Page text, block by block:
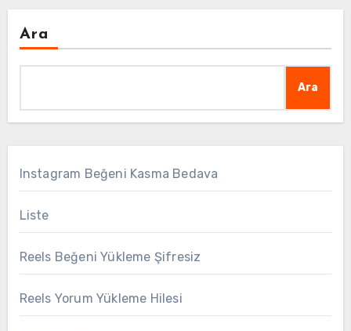
Ara
Ara
Instagram Beğeni Kasma Bedava
Liste
Reels Beğeni Yükleme Şifresiz
Reels Yorum Yükleme Hilesi